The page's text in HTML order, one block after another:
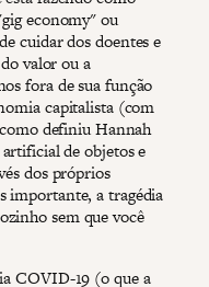
economy" ou
cuidar dos doentes e
valor ou a
fora de sua função
capitalista (com
definiu Hannah
de objetos e
dos próprios
importante, a tragédia
sem que você
COVID-19 (o que a